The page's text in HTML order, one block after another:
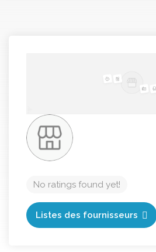
No ratings found yet!
Listes des fournisseurs